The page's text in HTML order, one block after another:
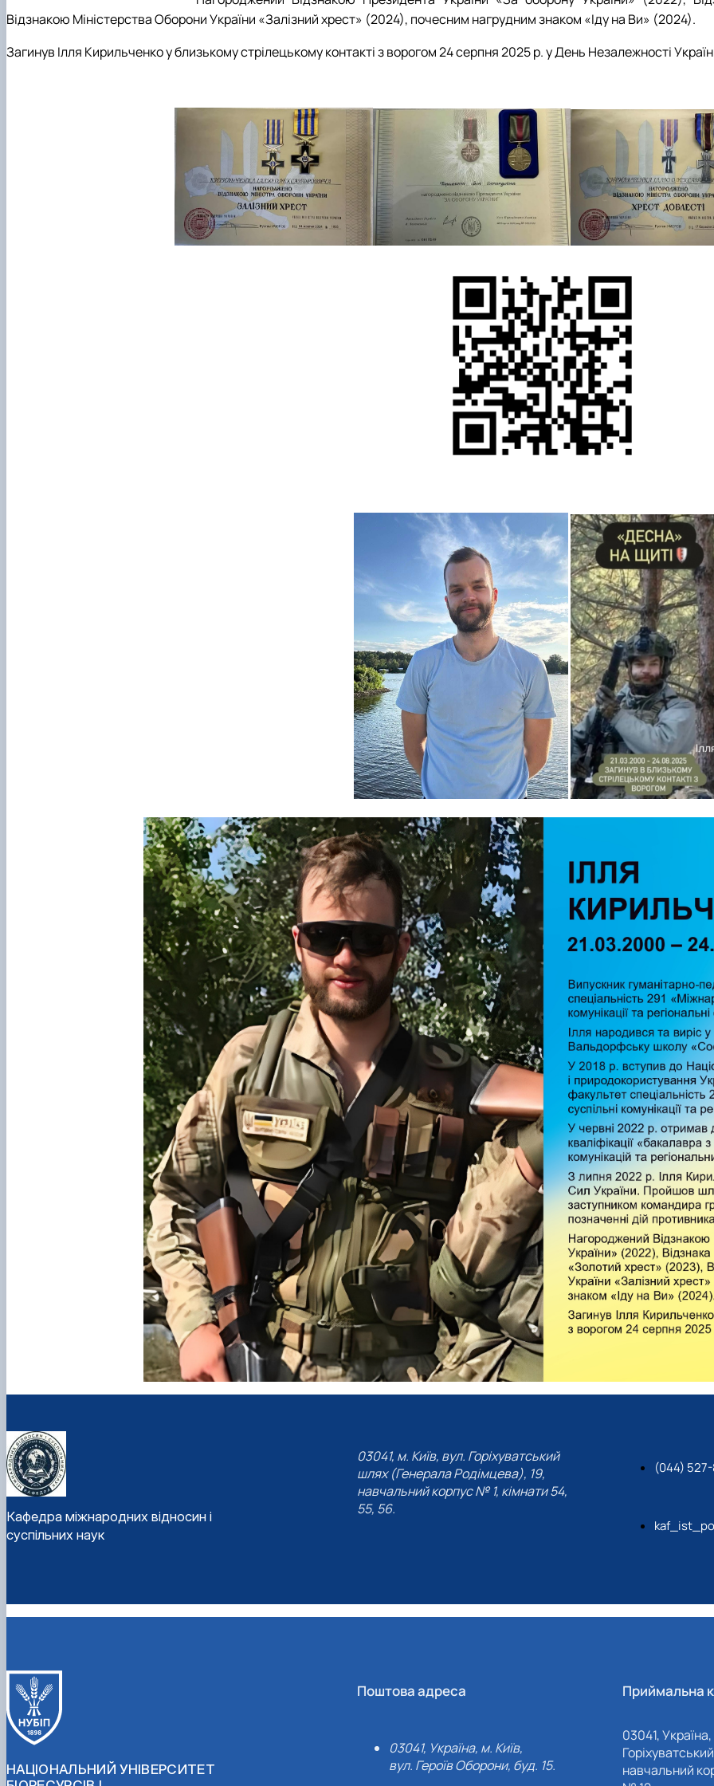
Відзнакою Міністерства Оборони України «Залізний хрест» (2024), почесним нагрудним знаком «Іду на Ви» (2024).
Загинув Ілля Кирильченко у близькому стрілецькому контакті з ворогом 24 серпня 2025 р. у День Незалежності
Кафедра міжнародних відносин і
суспільних наук
03041, м. Київ, вул. Горіхуватський
шлях (Генерала Родімцева), 19,
навчальний корпус № 1, кімнати 54,
55, 56.
(044) 527-
НАЦІОНАЛЬНИЙ УНІВЕРСИТЕТ
Поштова адреса
03041, Україна, м. Київ,
вул. Героїв Оборони, буд. 15.
Приймальна
03041,
навчальний